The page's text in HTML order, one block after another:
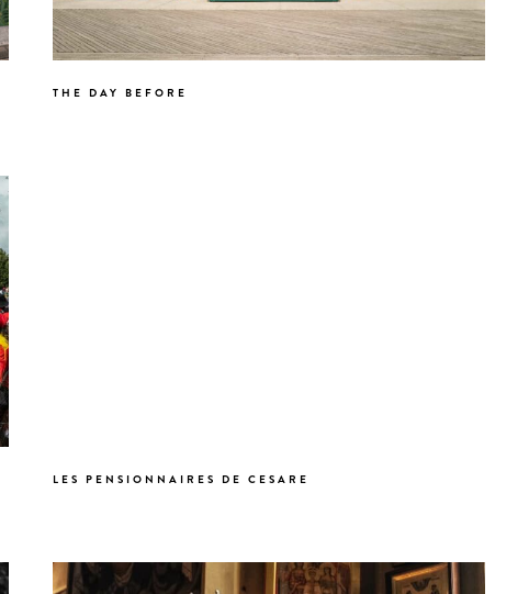
THE DAY BEFORE
LES PENSIONNAIRES DE CESARE